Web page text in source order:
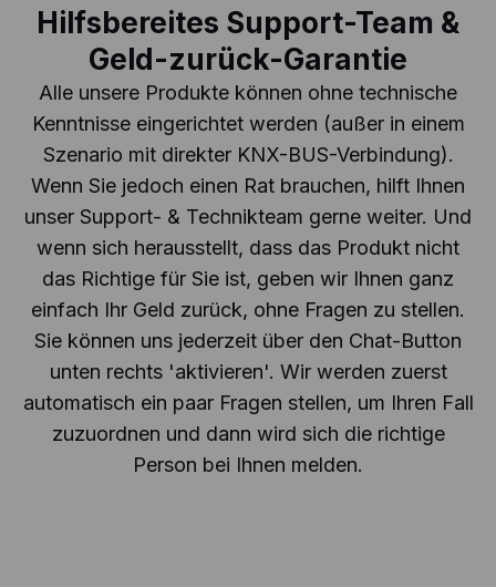
Hilfsbereites Support-Team &
Geld-zurück-Garantie
Alle unsere Produkte können ohne technische
Kenntnisse eingerichtet werden (außer in einem
Szenario mit direkter KNX-BUS-Verbindung).
Wenn Sie jedoch einen Rat brauchen, hilft Ihnen
unser Support- & Technikteam gerne weiter. Und
wenn sich herausstellt, dass das Produkt nicht
das Richtige für Sie ist, geben wir Ihnen ganz
einfach Ihr Geld zurück, ohne Fragen zu stellen.
Sie können uns jederzeit über den Chat-Button
unten rechts 'aktivieren'. Wir werden zuerst
automatisch ein paar Fragen stellen, um Ihren Fall
zuzuordnen und dann wird sich die richtige
Person bei Ihnen melden.